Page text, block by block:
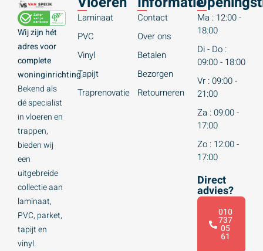
Wij zijn hét
adres voor
complete
woninginrichting.
Bekend als
dé specialist
in vloeren en
trappen,
bieden wij
een
uitgebreide
collectie aan
laminaat,
PVC, parket,
tapijt en
vinyl.
Laminaat
PVC
Vinyl
Tapijt
Traprenovatie
Contact
Over ons
Betalen
Bezorgen
Retourneren
Ma : 12:00 -
18:00
Di - Do :
09:00 - 18:00
Vr : 09:00 -
21:00
Za : 09:00 -
17:00
Zo : 12:00 -
17:00
Direct
advies?
010
737
05
61